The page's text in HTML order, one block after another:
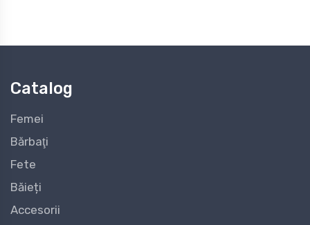
Catalog
Femei
Bărbaţi
Fete
Băieți
Accesorii